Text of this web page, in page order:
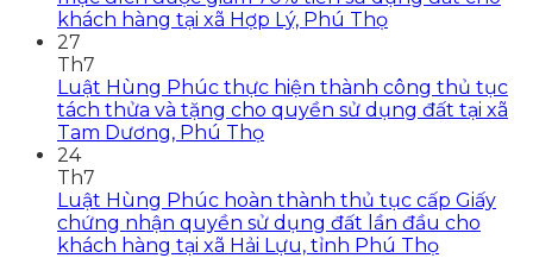
khách hàng tại xã Hợp Lý, Phú Thọ
27
Th7
Luật Hùng Phúc thực hiện thành công thủ tục
tách thửa và tặng cho quyền sử dụng đất tại xã
Tam Dương, Phú Thọ
24
Th7
Luật Hùng Phúc hoàn thành thủ tục cấp Giấy
chứng nhận quyền sử dụng đất lần đầu cho
khách hàng tại xã Hải Lựu, tỉnh Phú Thọ